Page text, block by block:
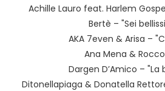
Achille Lauro feat. Harlem
Bertè – "Sei
AKA 7even & Arisa –
Ana Mena &
Dargen D’Amico – "La
Ditonellapiaga & Donatella